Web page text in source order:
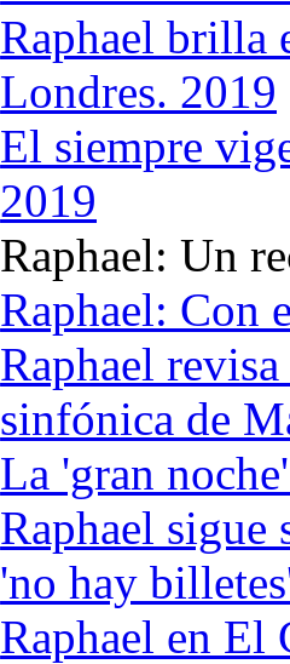
Raphael brilla
Londres. 2019
El siempre
2019
Raphael: Un
Raphael: Con
Raphael
sinfónica de
La 'gran
Raphael sigue
'no hay
Raphael en El